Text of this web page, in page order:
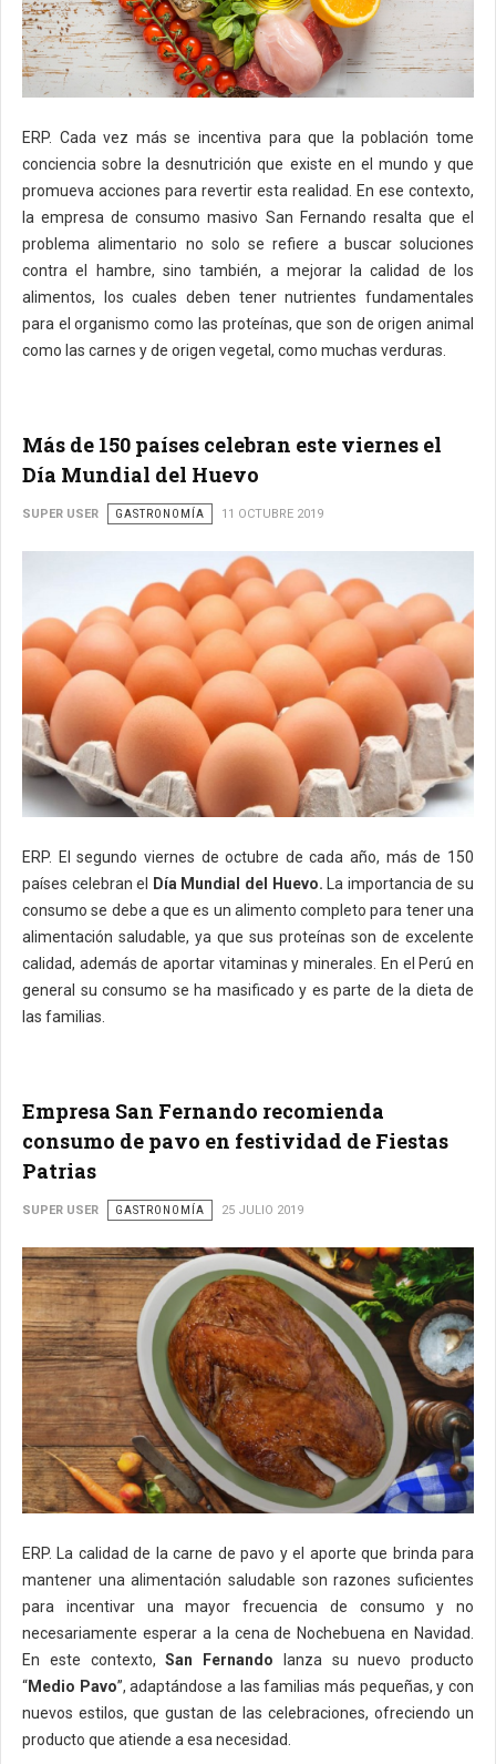
ERP. Cada vez más se incentiva para que la población tome
conciencia sobre la desnutrición que existe en el mundo y que
promueva acciones para revertir esta realidad. En ese contexto,
la empresa de consumo masivo San Fernando resalta que el
problema alimentario no solo se refiere a buscar soluciones
contra el hambre, sino también, a mejorar la calidad de los
alimentos, los cuales deben tener nutrientes fundamentales
para el organismo como las proteínas, que son de origen animal
como las carnes y de origen vegetal, como muchas verduras.
Más de 150 países celebran este viernes el
Día Mundial del Huevo
SUPER USER GASTRONOMÍA 11 OCTUBRE 2019
ERP. ​El segundo viernes de octubre de cada año, más de 150
países celebran el
Día Mundial del Huevo. La importancia de su
consumo se debe a que es un alimento completo para tener una
alimentación saludable, ya que sus proteínas son de excelente
calidad, además de aportar vitaminas y minerales. En el Perú en
general su consumo se ha masificado y es parte de la dieta de
las familias.
Empresa San Fernando recomienda
consumo de pavo en festividad de Fiestas
Patrias
SUPER USER GASTRONOMÍA 25 JULIO 2019
ERP. La calidad de la carne de pavo y el aporte que brinda para
mantener una alimentación saludable son razones suficientes
para incentivar una mayor frecuencia de consumo y no
necesariamente esperar a la cena de Nochebuena en Navidad.
En este contexto,San Fernando lanza su nuevo producto
“Medio Pavo”, adaptándose a las familias más pequeñas, y con
nuevos estilos, que gustan de las celebraciones, ofreciendo un
producto que atiende a esa necesidad.